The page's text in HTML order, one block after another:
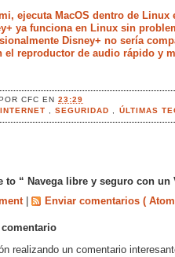
ejecuta MacOS dentro de Linux
ya funciona en Linux sin
Disney+ no sería
el reproductor de audio rápido y
CFCEN23:29
INTERNET ,SEGURIDAD ÚLTIMAS
to “ Navega libre y seguro con un
Enviar comentarios (
realizando un comentario